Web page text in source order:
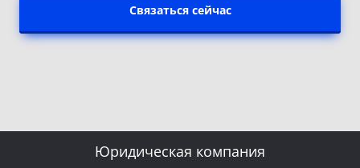
Связаться сейчас
Юридическая компания